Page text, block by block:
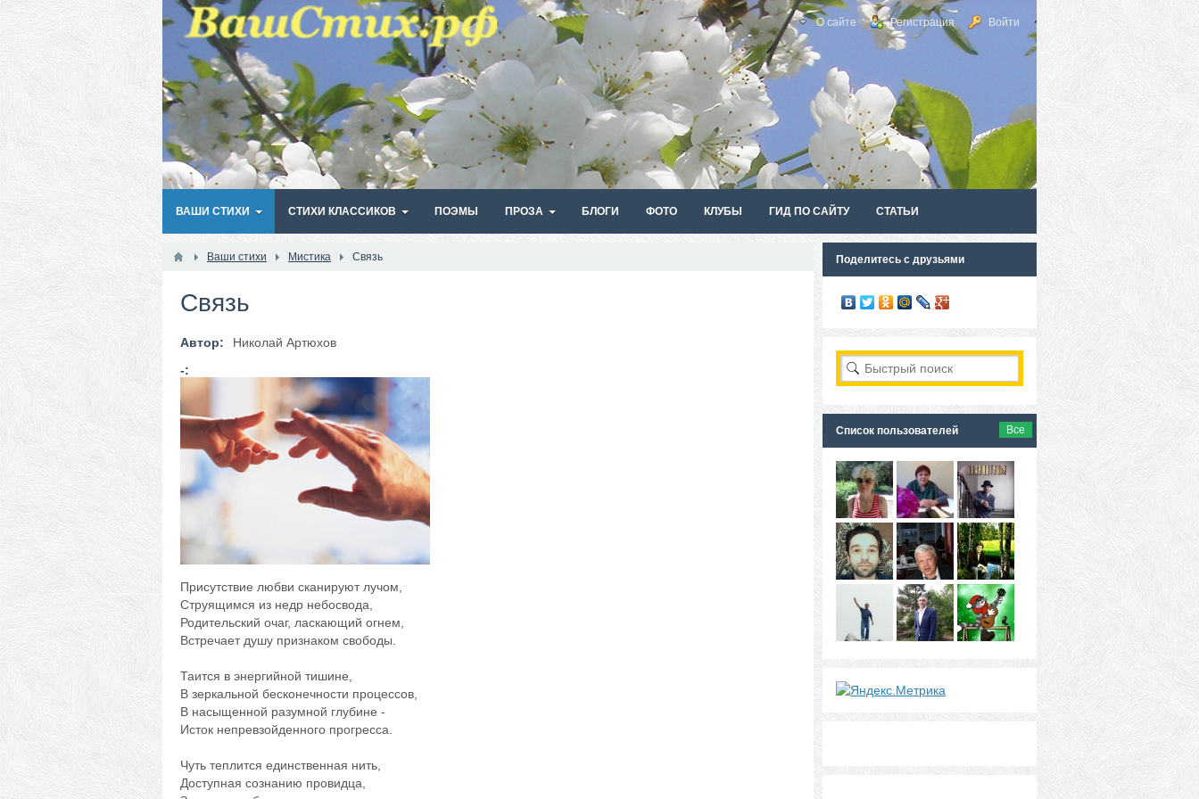
О сайте Регистрация Войти
ВАШИ СТИХИ СТИХИ КЛАССИКОВ ПОЭМЫ ПРОЗА БЛОГИ ФОТО КЛУБЫ ГИД ПО САЙТУ СТАТЬИ
Ваши стихи Мистика Связь
Связь
Автор:
Николай Артюхов
-:
Присутствие любви сканируют лучом,
Струящимся из недр небосвода,
Родительский очаг, ласкающий огнем,
Встречает душу признаком свободы.
Таится в энергийной тишине,
В зеркальной бесконечности процессов,
В насыщенной разумной глубине -
Исток непревзойденного прогресса.
Чуть теплится единственная нить,
Доступная сознанию провидца,
Поделитесь с друзьями
Список пользователей Все